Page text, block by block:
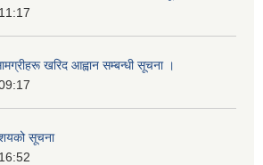
खरिद आह्वान सम्बन्धी सूचना ।
सूचना